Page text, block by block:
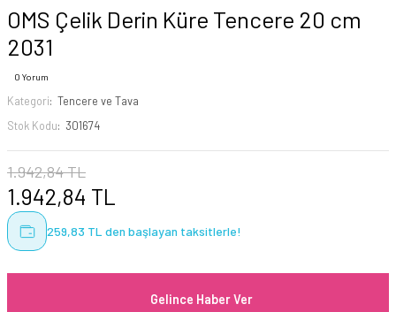
OMS Çelik Derin Küre Tencere 20 cm
2031
0 Yorum
Kategori
Tencere ve Tava
Stok Kodu
301674
1.942,84 TL
1.942,84 TL
259,83 TL den başlayan taksitlerle!
Gelince Haber Ver